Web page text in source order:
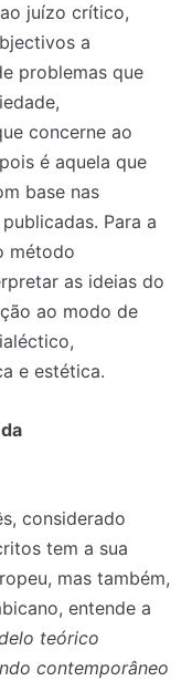
juízo crítico,
a
problemas que
concerne ao
é aquela que
base nas
Para a
método
as ideias do
ao modo de
e estética.
considerado
tem a sua
mas também,
entende a
teórico
contemporâneo